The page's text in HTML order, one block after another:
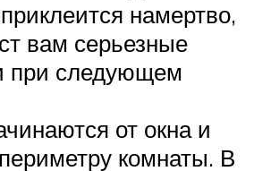
намертво,
вам серьезные
при следующем
от окна и
комнаты. В